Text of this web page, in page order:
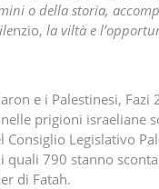
o della storia,
nzio, la viltà e
e i Palestinesi, Fazi
prigioni israeliane
Legislativo
790 stanno
di Fatah.